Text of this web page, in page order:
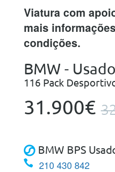
Viatura com
mais
condições.
BMW - Usado
116 Pack
31.900€
BMW BPS
210 430 842